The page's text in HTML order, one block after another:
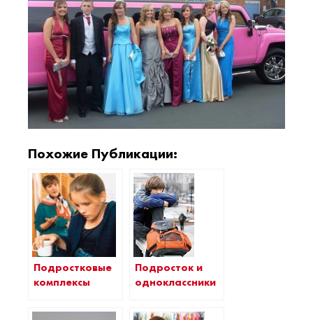
Похожие Публикации:
Подростковые
комплексы
Подросток и
одноклассники